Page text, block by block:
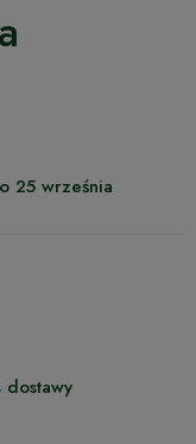
25 września